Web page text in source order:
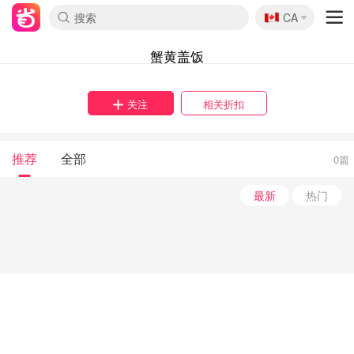
🇨🇦
CA
蟹黄盖饭
关注 相关折扣
推荐 全部 0篇
最新 热门